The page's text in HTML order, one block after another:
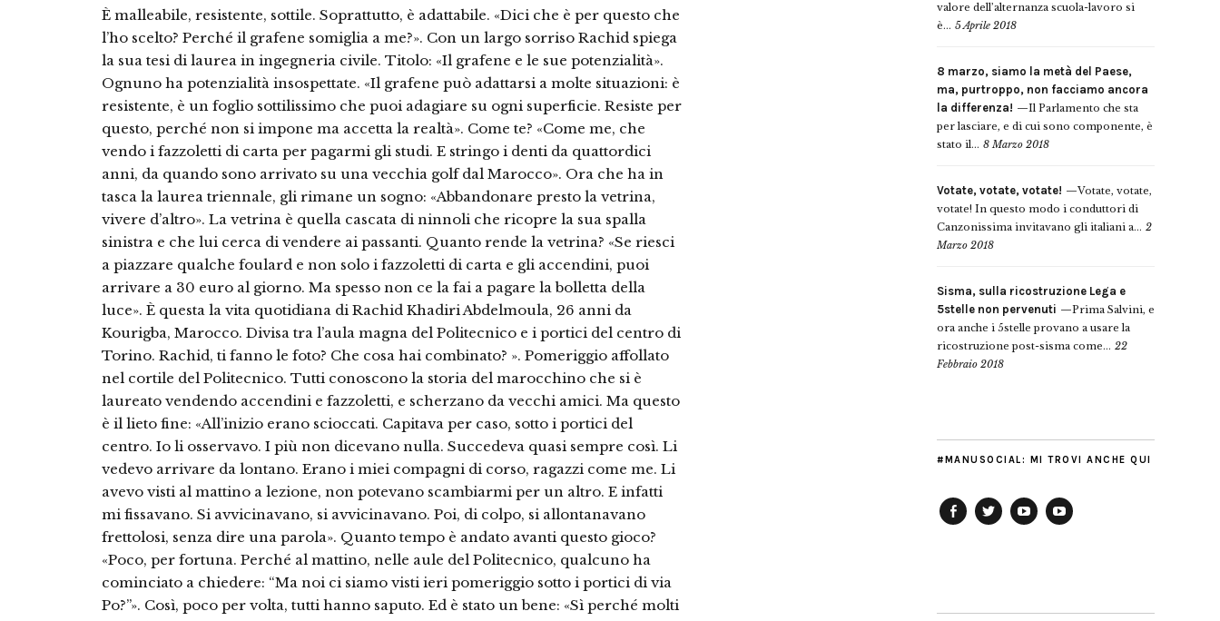
È malleabile, resistente, sottile. Soprattutto, è adattabile. «Dici che è per questo che
l’ho scelto? Perché il grafene somiglia a me?». Con un largo sorriso Rachid spiega
la sua tesi di laurea in ingegneria civile. Titolo: «Il grafene e le sue potenzialità».
Ognuno ha potenzialità insospettate. «Il grafene può adattarsi a molte situazioni: è
resistente, è un foglio sottilissimo che puoi adagiare su ogni superficie. Resiste per
questo, perché non si impone ma accetta la realtà». Come te? «Come me, che
vendo i fazzoletti di carta per pagarmi gli studi. E stringo i denti da quattordici
anni, da quando sono arrivato su una vecchia golf dal Marocco». Ora che ha in
tasca la laurea triennale, gli rimane un sogno: «Abbandonare presto la vetrina,
vivere d’altro». La vetrina è quella cascata di ninnoli che ricopre la sua spalla
sinistra e che lui cerca di vendere ai passanti. Quanto rende la vetrina? «Se riesci
a piazzare qualche foulard e non solo i fazzoletti di carta e gli accendini, puoi
arrivare a 30 euro al giorno. Ma spesso non ce la fai a pagare la bolletta della
luce». È questa la vita quotidiana di Rachid Khadiri Abdelmoula, 26 anni da
Kourigba, Marocco. Divisa tra l’aula magna del Politecnico e i portici del centro di
Torino. Rachid, ti fanno le foto? Che cosa hai combinato? ». Pomeriggio affollato
nel cortile del Politecnico. Tutti conoscono la storia del marocchino che si è
laureato vendendo accendini e fazzoletti, e scherzano da vecchi amici. Ma questo
è il lieto fine: «All’inizio erano scioccati. Capitava per caso, sotto i portici del
centro. Io li osservavo. I più non dicevano nulla. Succedeva quasi sempre così. Li
vedevo arrivare da lontano. Erano i miei compagni di corso, ragazzi come me. Li
avevo visti al mattino a lezione, non potevano scambiarmi per un altro. E infatti
mi fissavano. Si avvicinavano, si avvicinavano. Poi, di colpo, si allontanavano
frettolosi, senza dire una parola». Quanto tempo è andato avanti questo gioco?
«Poco, per fortuna. Perché al mattino, nelle aule del Politecnico, qualcuno ha
cominciato a chiedere: “Ma noi ci siamo visti ieri pomeriggio sotto i portici di via
Po?”». Così, poco per volta, tutti hanno saputo. Ed è stato un bene: «Sì perché molti
valore dell’alternanza scuola-lavoro si
è... 5 Aprile 2018
8 marzo, siamo la metà del Paese,
ma, purtroppo, non facciamo ancora
la differenza!
Il Parlamento che sta
per lasciare, e di cui sono componente, è
stato il... 8 Marzo 2018
Votate, votate, votate!
Votate, votate,
votate! In questo modo i conduttori di
Canzonissima invitavano gli italiani a... 2
Marzo 2018
Sisma, sulla ricostruzione Lega e
5stelle non pervenuti
Prima Salvini, e
ora anche i 5stelle provano a usare la
ricostruzione post-sisma come... 22
Febbraio 2018
#MANUSOCIAL: MI TROVI ANCHE QUI